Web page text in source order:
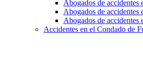
Abogados de accidentes
Abogados de accidentes
Abogados de
Accidentes en el Condado de